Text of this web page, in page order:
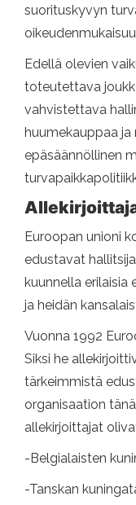
suorituskyvyn
Edellä olevien
toteutettava
vahvistettava
huumekauppaa
epäsäännöllinen
Euroopan unioni
edustavat
kuunnella erilaisia
ja heidän
Vuonna 1992
Siksi he
tärkeimmistä
organisaation
allekirjoittajat
-Belgialaisten
-Tanskan